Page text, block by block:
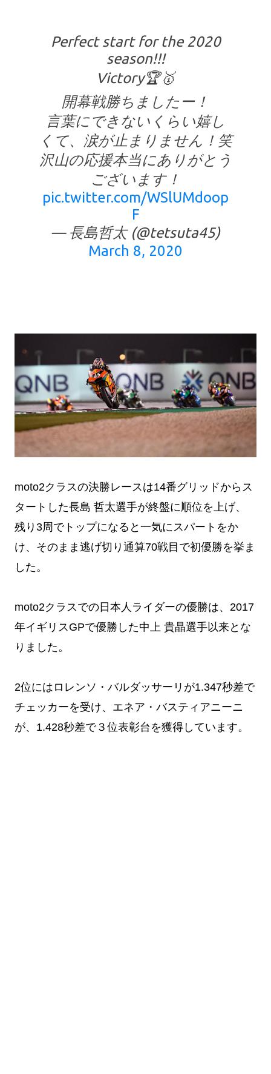
Perfect start for the 2020
season!!!
Victory🏆🥇
開幕戦勝ちましたー！
言葉にできないくらい嬉し
くて、涙が止まりません！笑
沢山の応援本当にありがとう
ございます！
pic.twitter.com/WSlUMdoop
F
— 長島哲太 (@tetsuta45)
March 8, 2020
moto2クラスの決勝レースは14番グリッドからス
タートした長島 哲太選手が終盤に順位を上げ、
残り3周でトップになると一気にスパートをか
け、そのまま逃げ切り通算70戦目で初優勝を挙ま
した。
moto2クラスでの日本人ライダーの優勝は、2017
年イギリスGPで優勝した中上 貴晶選手以来とな
りました。
2位にはロレンソ・バルダッサーリが1.347秒差で
チェッカーを受け、エネア・バスティアニーニ
が、1.428秒差で３位表彰台を獲得しています。